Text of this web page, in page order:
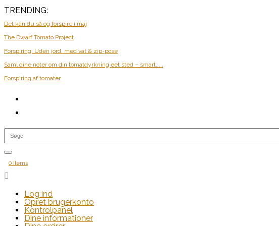
TRENDING:
Det kan du så og forspire i maj
The Dwarf Tomato Project
Forspiring: Uden jord, med vat & zip-pose
Saml dine noter om din tomatdyrkning eet sted – smart, ...
Forspiring af tomater
0 Items

Log ind
Opret brugerkonto
Kontrolpanel
Dine informationer